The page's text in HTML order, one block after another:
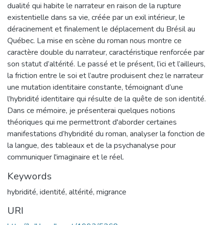
dualité qui habite le narrateur en raison de la rupture
existentielle dans sa vie, créée par un exil intérieur, le
déracinement et finalement le déplacement du Brésil au
Québec. La mise en scène du roman nous montre ce
caractère double du narrateur, caractéristique renforcée par
son statut d’altérité. Le passé et le présent, l’ici et l’ailleurs,
la friction entre le soi et l’autre produisent chez le narrateur
une mutation identitaire constante, témoignant d’une
l’hybridité identitaire qui résulte de la quête de son identité.
Dans ce mémoire, je présenterai quelques notions
théoriques qui me permettront d'aborder certaines
manifestations d’hybridité du roman, analyser la fonction de
la langue, des tableaux et de la psychanalyse pour
communiquer l'imaginaire et le réel.
Keywords
hybridité, identité, altérité, migrance
URI